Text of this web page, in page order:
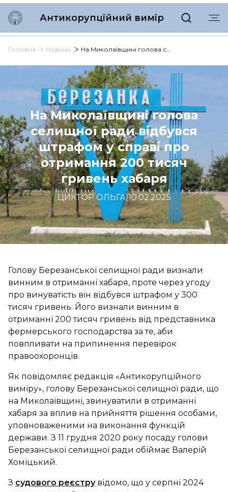
Антикорупційний вимір
Головна Новини На Миколаївщині голова селищної ради відбувся штрафом у справі про отримання 200 тисяч гривень хабаря
На Миколаївщині голова
селищної ради відбувся
штрафом у справі про
отримання 200 тисяч
гривень хабаря
ЦИКТОР ОЛЬГА|10.02.2025
Голову Березанської селищної ради визнали
винним в отриманні хабаря, проте через угоду
про винуватість він відбувся штрафом у 300
тисяч гривень. Його визнали винним в
отриманні 200 тисяч гривень від представника
фермерського господарства за те, аби
повпливати на припинення перевірок
правоохоронців.
Як повідомляє редакція «Антикорупційного
виміру», голову Березанської селищної ради, що
на Миколаївщині, звинуватили в отриманні
хабаря за вплив на прийняття рішення особами,
уповноваженими на виконання функцій
держави. З 11 грудня 2020 року посаду голови
Березанської селищної ради обіймає Валерій
Хоміцький.
З судового реєструвідомо, що у серпні 2024